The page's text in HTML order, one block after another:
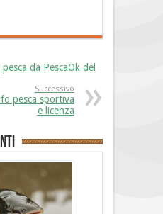
da PescaOk del
Successivo
pesca sportiva
e licenza